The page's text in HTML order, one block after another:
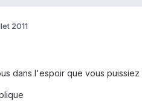
2011
dans l'espoir que vous